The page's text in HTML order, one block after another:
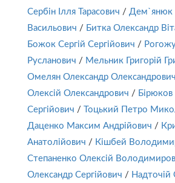
Сербін Ілля Тарасович / Дем`янюк
Васильович / Битка Олександр
Божок Сергій Сергійович /
Русланович / Мельник Григорій
Омелян Олександр Олександрович
Олексій Олександрович / Бірюков
Сергійович / Тоцький Петро
Даценко Максим Андрійович /
Анатолійович / Кішбей
Степаненко Олексій
Олександр Сергійович / Надточій